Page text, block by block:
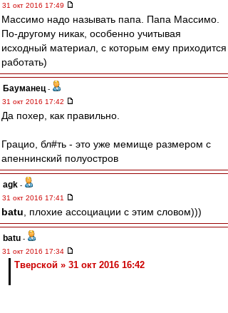
31 окт 2016 17:49
Массимо надо называть папа. Папа Массимо.
По-другому никак, особенно учитывая
исходный материал, с которым ему приходится
работать)
Бауманец -
31 окт 2016 17:42
Да похер, как правильно.
Грацио, бл#ть - это уже мемище размером с
апеннинский полуостров
agk -
31 окт 2016 17:41
batu , плохие ассоциации с этим словом)))
batu -
31 окт 2016 17:34
Тверской » 31 окт 2016 16:42